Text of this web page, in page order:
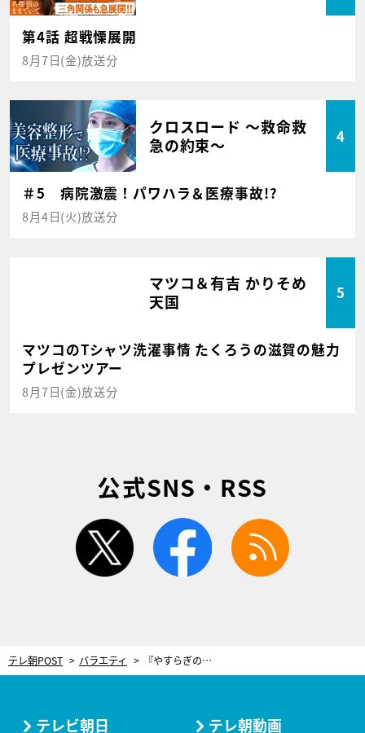
第4話 超戦慄展開
8月7日(金)放送分
クロスロード ～救命救
急の約束～
4
＃5 病院激震！パワハラ＆医療事故!?
8月4日(火)放送分
マツコ＆有吉 かりそめ
天国
5
マツコのTシャツ洗濯事情 たくろうの滋賀の魅力
プレゼンツアー
8月7日(金)放送分
公式SNS・RSS
twitter facebook
テレ朝POST バラエティ 『やすらぎの郷』メンバー大暴走！石坂浩二＆浅丘ルリ子“元夫婦”の喧嘩まで勃発…？
テレビ朝日 テレ朝動画